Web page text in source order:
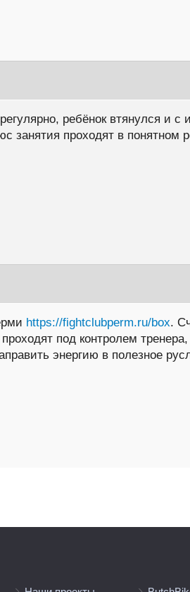
ребёнок втянулся и с
занятия проходят в понятном
https://fightclubperm.ru/box.
под контролем
энергию в полезное